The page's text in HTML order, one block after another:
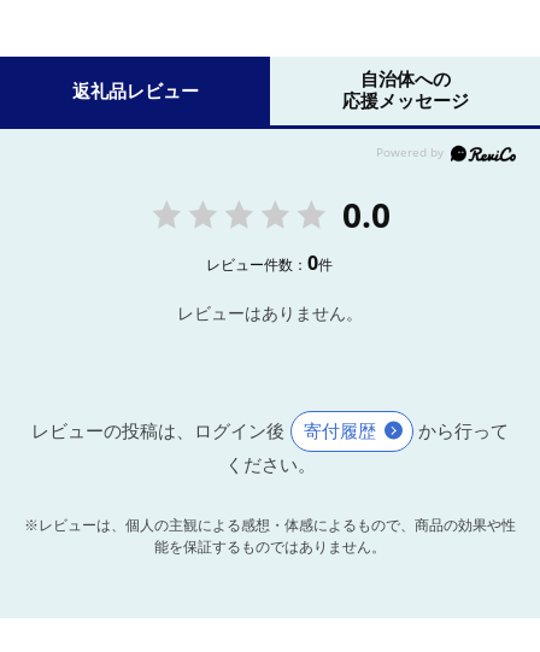
返礼品レビュー
自治体への
応援メッセージ
0.0
レビュー件数：0件
レビューはありません。
レビューの投稿は、ログイン後 寄付履歴
から行って
ください。
※レビューは、個人の主観による感想・体感によるもので、商品の効果や性
能を保証するものではありません。